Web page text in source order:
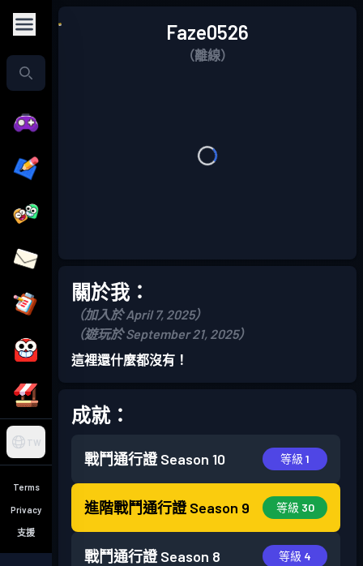
TW
Terms
Privacy
支援
Faze0526
（離線）
關於我：
（加入於 April 7, 2025）
（遊玩於 September 21, 2025）
這裡還什麼都沒有！
成就：
戰鬥通行證 Season 10 等級 1
進階戰鬥通行證 Season 9 等級 30
戰鬥通行證 Season 8 等級 4